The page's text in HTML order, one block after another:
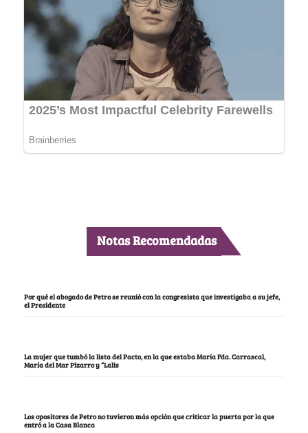
Notas Recomendadas
Por qué el abogado de Petro se reunió con la congresista que investigaba a su jefe,
el Presidente
La mujer que tumbó la lista del Pacto, en la que estaba María Fda. Carrascal,
María del Mar Pizarro y “Lalis
Los opositores de Petro no tuvieron más opción que criticar la puerta por la que
entró a la Casa Blanca